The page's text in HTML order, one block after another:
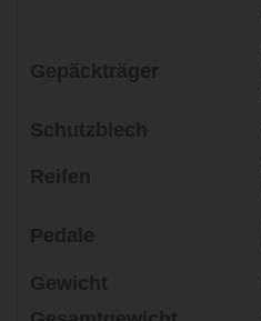
Gepäckträger
Reifen
Gewicht